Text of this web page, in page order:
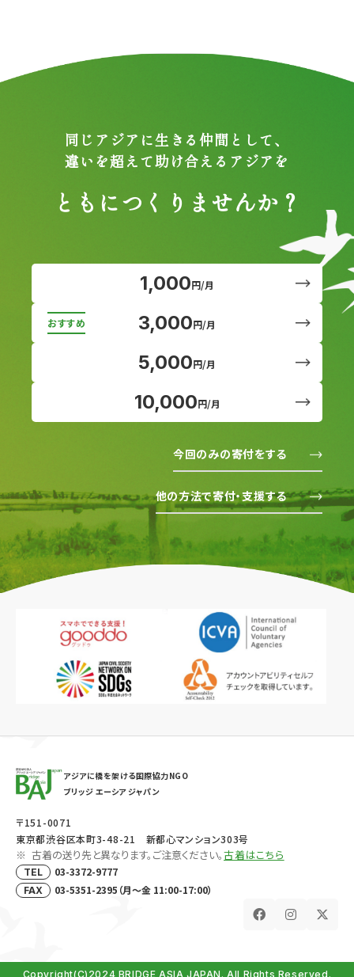
同じアジアに生きる仲間として、
違いを超えて助け合えるアジアを
ともにつくりませんか？
1,000円/月
3,000円/月
5,000円/月
10,000円/月
今回のみの寄付をする
他の方法で寄付・支援する
アジアに橋を架ける国際協力NGO
ブリッジ エーシア ジャパン
〒151-0071
東京都渋谷区本町3-48-21 新都心マンション303号
古着の送り先と異なります。ご注意ください。古着はこちら
TEL 03-3372-9777
FAX 03-5351-2395（月～金 11:00-17:00）
Copyright(C)2024 BRIDGE ASIA JAPAN. All Rights Reserved.